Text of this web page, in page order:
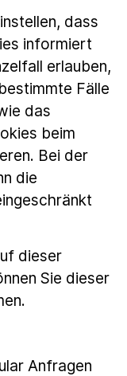
dass
informiert
erlauben,
Fälle
das
beim
Bei der
die
dieser
Sie dieser
Anfragen